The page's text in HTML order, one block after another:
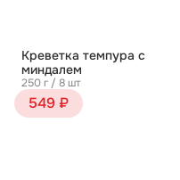
Креветка темпура с
миндалем
250 г / 8 шт
549 ₽